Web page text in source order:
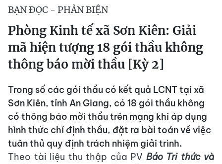
BẠN ĐỌC - PHẢN BIỆN
Phòng Kinh tế xã Sơn Kiên: Giải
mã hiện tượng 18 gói thầu không
thông báo mời thầu [Kỳ 2]
Trong số các gói thầu có kết quả LCNT tại xã
Sơn Kiên, tỉnh An Giang, có 18 gói thầu không
có thông báo mời thầu trên mạng khi áp dụng
hình thức chỉ định thầu, đặt ra bài toán về việc
tuân thủ quy định trách nhiệm giải trình.
Theo tài liệu thu thập của PV Báo Tri thức và